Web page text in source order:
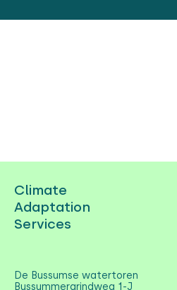
Climate
Adaptation
Services
De Bussumse watertoren
Bussummergrindweg 1-J